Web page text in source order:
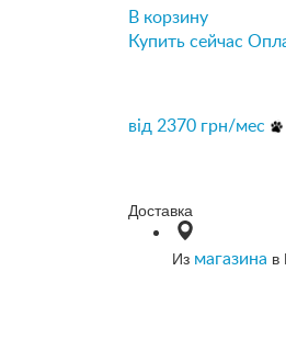
В корзину
Купить сейчас
від 2370 грн/мес
Доставка
Из магазина в